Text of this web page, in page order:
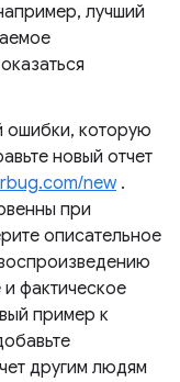
лучший
ошибки, которую
новый отчет
new.
при
описательное
фактическое
пример к
другим людям